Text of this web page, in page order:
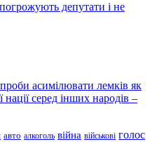
депутати і не
асимілювати лемків як
нації серед інших народів –
авто алкоголь війна військові голос